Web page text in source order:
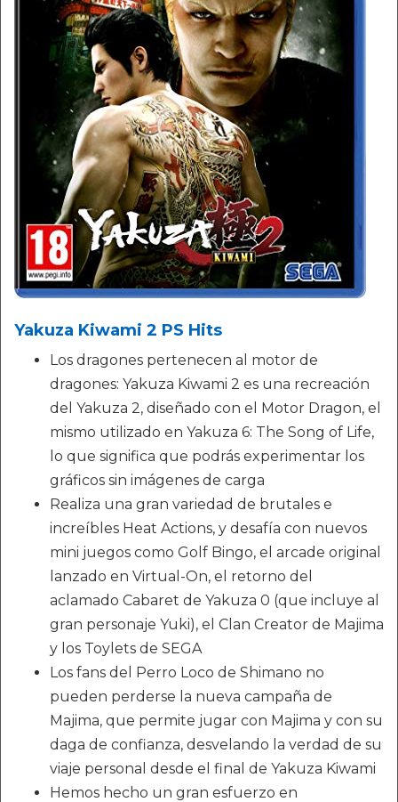
Yakuza Kiwami 2 PS Hits
Los dragones pertenecen al motor de
dragones: Yakuza Kiwami 2 es una recreación
del Yakuza 2, diseñado con el Motor Dragon, el
mismo utilizado en Yakuza 6: The Song of Life,
lo que significa que podrás experimentar los
gráficos sin imágenes de carga
Realiza una gran variedad de brutales e
increíbles Heat Actions, y desafía con nuevos
mini juegos como Golf Bingo, el arcade original
lanzado en Virtual-On, el retorno del
aclamado Cabaret de Yakuza 0 (que incluye al
gran personaje Yuki), el Clan Creator de Majima
y los Toylets de SEGA
Los fans del Perro Loco de Shimano no
pueden perderse la nueva campaña de
Majima, que permite jugar con Majima y con su
daga de confianza, desvelando la verdad de su
viaje personal desde el final de Yakuza Kiwami
Hemos hecho un gran esfuerzo en